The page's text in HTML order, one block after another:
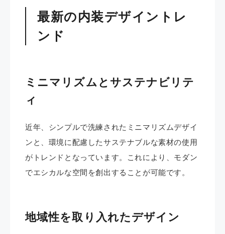
最新の内装デザイントレ
ンド
ミニマリズムとサステナビリテ
ィ
近年、シンプルで洗練されたミニマリズムデザイ
ンと、環境に配慮したサステナブルな素材の使用
がトレンドとなっています。​これにより、モダン
でエシカルな空間を創出することが可能です。
地域性を取り入れたデザイン